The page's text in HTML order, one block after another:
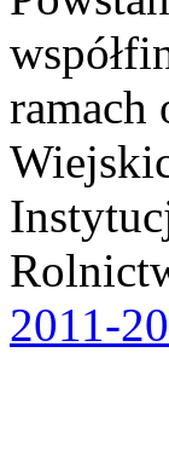
ramach
2011-